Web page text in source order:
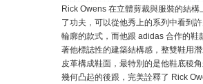
Rick Owens 在立體剪裁與服裝的結構
了功夫，可以從他秀上的系列中看到
輪廓的款式，而他跟 adidas 合作的鞋
著他標誌性的建築結構感，整雙鞋用
皮革構成鞋面，最特別的是他鞋底稜
幾何凸起的後跟，完美詮釋了 Rick